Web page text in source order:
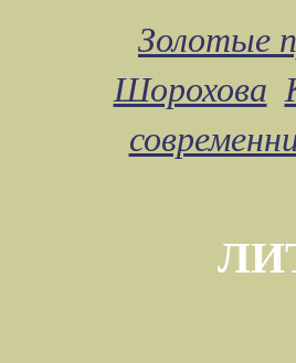
Золотые
Шорохова